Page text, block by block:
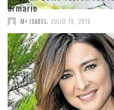
armario
Mª ISABEL JULIO 19, 2016